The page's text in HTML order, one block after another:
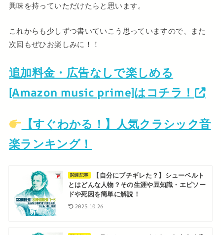
興味を持っていただけたらと思います。
これからも少しずつ書いていこう思っていますので、また
次回もぜひお楽しみに！！
追加料金・広告なしで楽しめる
[Amazon music prime]はコチラ！
【すぐわかる！】人気クラシック音
楽ランキング！
関連記事
【自分にブチギレた？】シューベルト
とはどんな人物？その生涯や豆知識・エピソー
ドや死因を簡単に解説！
2025.10.26